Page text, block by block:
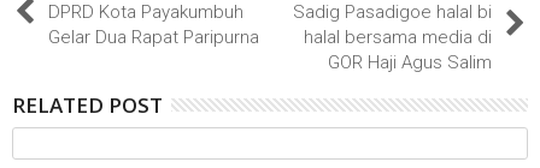
DPRD Kota Payakumbuh
Gelar Dua Rapat Paripurna
Sadig Pasadigoe halal bi
halal bersama media di
GOR Haji Agus Salim
RELATED POST